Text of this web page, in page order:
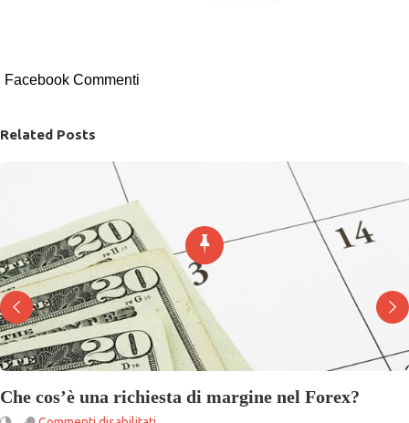
Facebook Commenti
Related Posts
Che cos’è una richiesta di margine nel Forex?